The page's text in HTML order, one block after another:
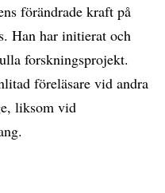
förändrade kraft på
Han har initierat och
forskningsprojekt.
föreläsare vid andra
liksom vid